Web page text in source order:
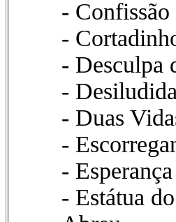
-
-
- Desculpa
-
- Duas
-
-
- Estátua